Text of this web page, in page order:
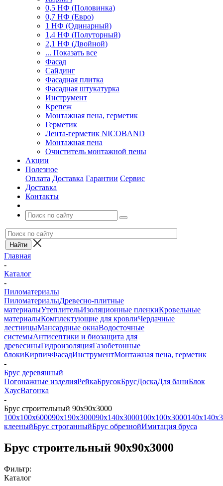
0,5 НФ (Половинка)
0,7 НФ (Евро)
1 НФ (Одинарный)
1,4 НФ (Полуторный)
2,1 НФ (Двойной)
... Показать все
Фасад
Сайдинг
Фасадная плитка
Фасадная штукатурка
Инструмент
Крепеж
Монтажная пена, герметик
Герметик
Лента-герметик NICOBAND
Монтажная пена
Очиститель монтажной пены
Акции
Полезное
Оплата Доставка Гарантии Сервис
Доставка
Контакты
Главная
-
Каталог
-
Пиломатериалы
ПиломатериалыДревесно-плитные
материалыУтеплительИзоляционные пленкиКровельные
материалыКомплектующие для кровлиЧердачные
лестницыМансардные окнаВодосточные
системыАнтисептики и биозащита для
древесиныГидроизоляцияГазобетонные
блокиКирпичФасадИнструментМонтажная пена, герметик
-
Брус деревянный
Погонажные изделияРейкаБрусокБрусДоскаДля баниБлок
ХаусВагонка
-
Брус строительный 90x90x3000
100х100х600090x190x300090x140x3000100x100x3000
клееныйБрус строганныйБрус обрезнойИмитация бруса
Брус строительный 90x90x3000
Фильтр:
Каталог